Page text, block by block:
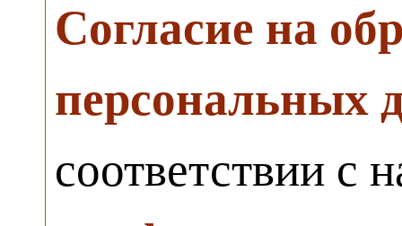
Согласие на
персональных
соответствии с